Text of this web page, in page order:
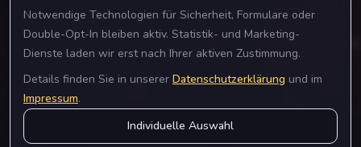
Notwendige Technologien für Sicherheit, Formulare oder
Double-Opt-In bleiben aktiv. Statistik- und Marketing-
Dienste laden wir erst nach Ihrer aktiven Zustimmung.
Details finden Sie in unserer Datenschutzerklärung und im
Impressum.
Individuelle Auswahl